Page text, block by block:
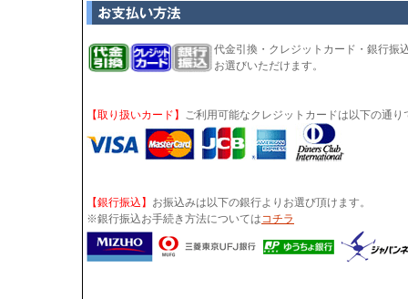
代金引換・クレジットカード・銀行振
お選びいただけます。
【取り扱いカード】 ご利用可能なクレジットカードは以下の通り
【銀行振込】 お振込みは以下の銀行よりお選び頂けます。
※銀行振込お手続き方法についてはコチラ